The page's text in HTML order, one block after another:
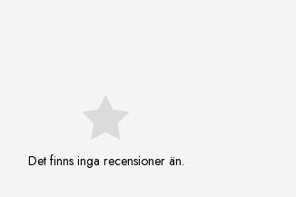
Det finns inga recensioner än.